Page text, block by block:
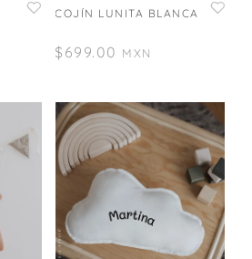
COJÍN LUNITA BLANCA
$ 699.00 MXN